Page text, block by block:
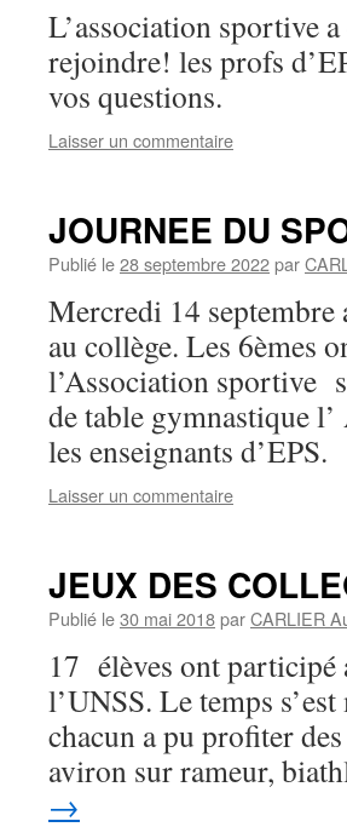
L’association sportive
rejoindre! les profs
vos questions.
Laisser un commentaire
JOURNEE DU
Publié le28 septembre 2022par
Mercredi 14
au collège. Les 6èmes
l’Association sportive
de table gymnastique
les enseignants d’EPS.
Laisser un commentaire
JEUX DES
Publié le30 mai 2018parCARLIER
17 élèves ont participé
l’UNSS. Le temps
chacun a pu profiter
aviron sur rameur,
→